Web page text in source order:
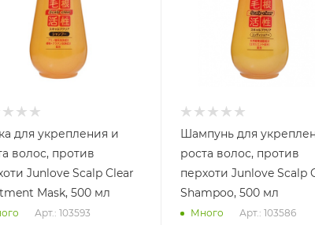
для укрепления и
волос, против
Junlove Scalp Clear
Treatment Mask, 500 мл
Арт.: 103593
Шампунь для
роста волос, против
перхоти Junlove Scalp
Shampoo, 500 мл
Много Арт.: 103586